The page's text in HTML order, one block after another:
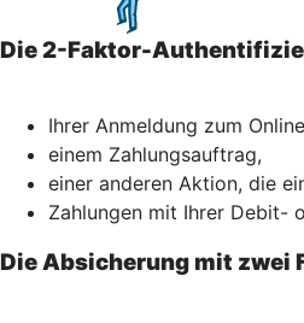
Die 2-Faktor-
Ihrer Anmeldung zum
einem Zahlungsauftrag,
einer anderen Aktion, die
Zahlungen mit Ihrer Debit-
Die Absicherung mit zwei